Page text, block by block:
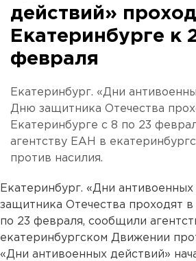
действий»
Екатеринбурге к
февраля
Екатеринбург. «Дни
Дню защитника Отечества
Екатеринбурге с 8 по 23
агентству ЕАН в
против насилия.
Екатеринбург. «Дни
защитника Отечества проходят
по 23 февраля, сообщили
екатеринбургском Движении
«Дни антивоенных действий»